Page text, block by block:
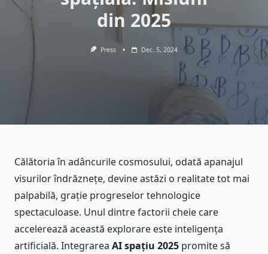
din 2025
Press Dec. 5, 2024
Călătoria în adâncurile cosmosului, odată apanajul
visurilor îndrăznețe, devine astăzi o realitate tot mai
palpabilă, grație progreselor tehnologice
spectaculoase. Unul dintre factorii cheie care
accelerează această explorare este inteligența
artificială. Integrarea AI spațiu 2025 promite să